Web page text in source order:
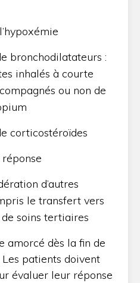
bronchodilatateurs :
inhalés à courte
ou non de
corticostéroïdes
réponse
d’autres
le transfert vers
soins tertiaires
amorcé dès la fin de
Les patients doivent
évaluer leur réponse